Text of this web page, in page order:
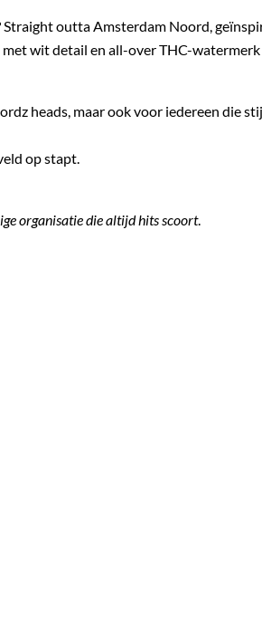
outta Amsterdam Noord,
wit detail en all-over THC-
heads, maar ook voor iedereen die
op stapt.
organisatie die altijd hits scoort.